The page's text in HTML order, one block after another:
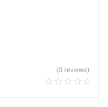
(0 reviews)